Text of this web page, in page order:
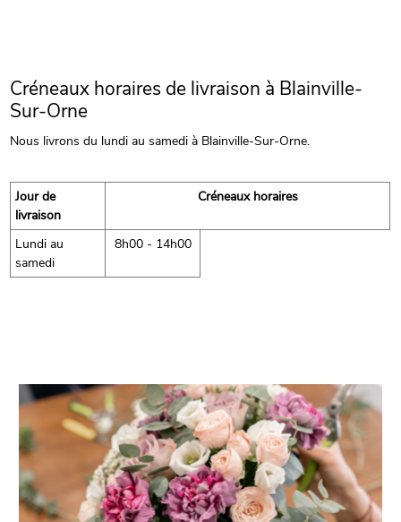
Créneaux horaires de livraison à Blainville-
Sur-Orne
Nous livrons du lundi au samedi à Blainville-Sur-Orne.
Jour de
livraison
Créneaux horaires
Lundi au
samedi
8h00 - 14h00